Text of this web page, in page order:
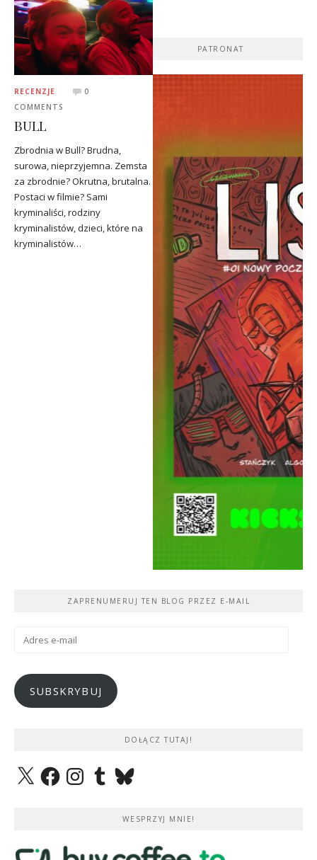
RECENZJE
0
COMMENTS
BULL
Zbrodnia w Bull? Brudna,
surowa, nieprzyjemna. Zemsta
za zbrodnie? Okrutna, brutalna.
Postaci w filmie? Sami
kryminaliści, rodziny
kryminalistów, dzieci, które na
kryminalistów…
PATRONAT
ZAPRENUMERUJ TEN BLOG PRZEZ E-MAIL
Adres
SUBSKRYBUJ
DOŁĄCZ TUTAJ!
X FacebookInstagramTumblrBluesky
WESPRZYJ MNIE!